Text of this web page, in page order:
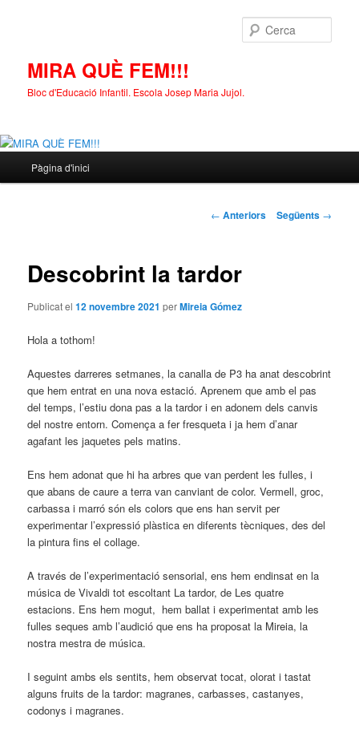
MIRA QUÈ FEM!!!
Bloc d'Educació Infantil. Escola Josep Maria Jujol.
principal
Aneu
principal
Pàgina d'inici
Navegació
← Anteriors Següents →
Descobrint la tardor
Publicat el12 novembre 2021 perMireia Gómez
Hola a tothom!
Aquestes darreres setmanes, la canalla de P3 ha anat descobrint
que hem entrat en una nova estació. Aprenem que amb el pas
del temps, l’estiu dona pas a la tardor i en adonem dels canvis
del nostre entorn. Comença a fer fresqueta i ja hem d’anar
agafant les jaquetes pels matins.
Ens hem adonat que hi ha arbres que van perdent les fulles, i
que abans de caure a terra van canviant de color. Vermell, groc,
carbassa i marró són els colors que ens han servit per
experimentar l’expressió plàstica en diferents tècniques, des del
la pintura fins el collage.
A través de l’experimentació sensorial, ens hem endinsat en la
música de Vivaldi tot escoltant La tardor, de Les quatre
estacions. Ens hem mogut, hem ballat i experimentat amb les
fulles seques amb l’audició que ens ha proposat la Mireia, la
nostra mestra de música.
I seguint ambs els sentits, hem observat tocat, olorat i tastat
alguns fruits de la tardor: magranes, carbasses, castanyes,
codonys i magranes.